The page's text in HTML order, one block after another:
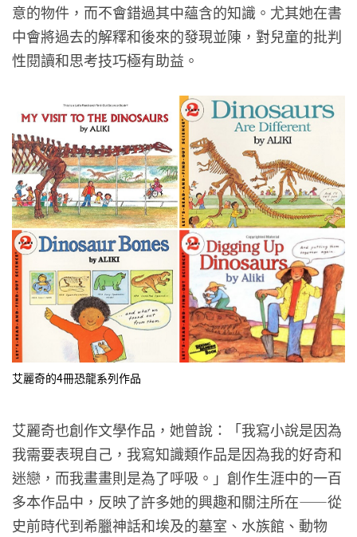
意的物件，而不會錯過其中蘊含的知識。尤其她在書
中會將過去的解釋和後來的發現並陳，對兒童的批判
性閱讀和思考技巧極有助益。
艾麗奇的4冊恐龍系列作品
艾麗奇也創作文學作品，她曾說：「我寫小說是因為
我需要表現自己，我寫知識類作品是因為我的好奇和
迷戀，而我畫畫則是為了呼吸。」創作生涯中的一百
多本作品中，反映了許多她的興趣和關注所在——從
史前時代到希臘神話和埃及的墓室、水族館、動物